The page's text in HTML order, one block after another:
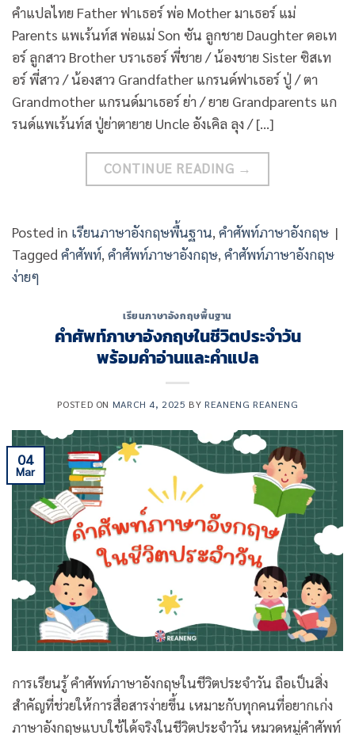
คำแปลไทย Father ฟาเธอร์ พ่อ Mother มาเธอร์ แม่
Parents แพเร้นท์ส พ่อแม่ Son ซัน ลูกชาย Daughter ดอเท
อร์ ลูกสาว Brother บราเธอร์ พี่ชาย / น้องชาย Sister ซิสเท
อร์ พี่สาว / น้องสาว Grandfather แกรนด์ฟาเธอร์ ปู่ / ตา
Grandmother แกรนด์มาเธอร์ ย่า / ยาย Grandparents แก
รนด์แพเร้นท์ส ปู่ย่าตายาย Uncle อังเคิล ลุง / […]
CONTINUE READING →
Posted in เรียนภาษาอังกฤษพื้นฐาน คำศัพท์ภาษาอังกฤษ |
Tagged คำศัพท์ คำศัพท์ภาษาอังกฤษ คำศัพท์ภาษาอังกฤษ
ง่ายๆ
เรียนภาษาอังกฤษพื้นฐาน
คําศัพท์ภาษาอังกฤษในชีวิตประจําวัน
พร้อมคำอ่านและคำแปล
POSTED ON MARCH 4, 2025 BY REANENG REANENG
04
Mar
การเรียนรู้ คําศัพท์ภาษาอังกฤษในชีวิตประจําวัน ถือเป็นสิ่ง
สำคัญที่ช่วยให้การสื่อสารง่ายขึ้น เหมาะกับทุกคนที่อยากเก่ง
ภาษาอังกฤษแบบใช้ได้จริงในชีวิตประจำวัน หมวดหมู่คำศัพท์